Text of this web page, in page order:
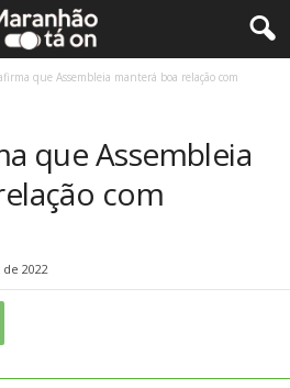
que Assembleia manterá boa relação com
que Assembleia
com
2022